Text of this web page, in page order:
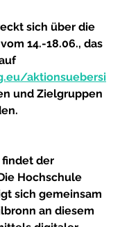
sich über die
14.-18.06., das
aktionsuebersi
und Zielgruppen
findet der
Die Hochschule
sich gemeinsam
an diesem